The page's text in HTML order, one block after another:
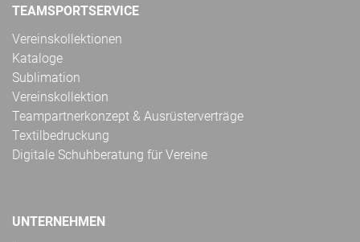
TEAMSPORTSERVICE
Vereinskollektionen
Kataloge
Sublimation
Vereinskollektion
Teampartnerkonzept & Ausrüsterverträge
Textilbedruckung
Digitale Schuhberatung für Vereine
UNTERNEHMEN